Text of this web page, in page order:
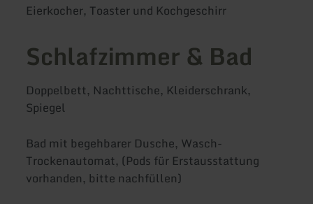
Eierkocher, Toaster und Kochgeschirr
Schlafzimmer & Bad
Doppelbett, Nachttische, Kleiderschrank,
Spiegel
Bad mit begehbarer Dusche, Wasch-
Trockenautomat, (Pods für Erstausstattung
vorhanden, bitte nachfüllen)